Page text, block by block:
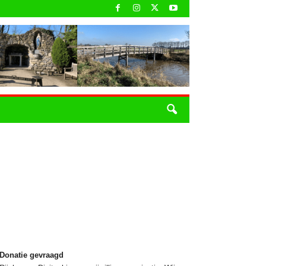
Donatie gevraagd